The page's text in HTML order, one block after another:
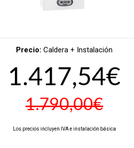
Precio: Caldera + Instalación
1.417,54€
1.790,00€
Los precios incluyen IVA e instalación básica